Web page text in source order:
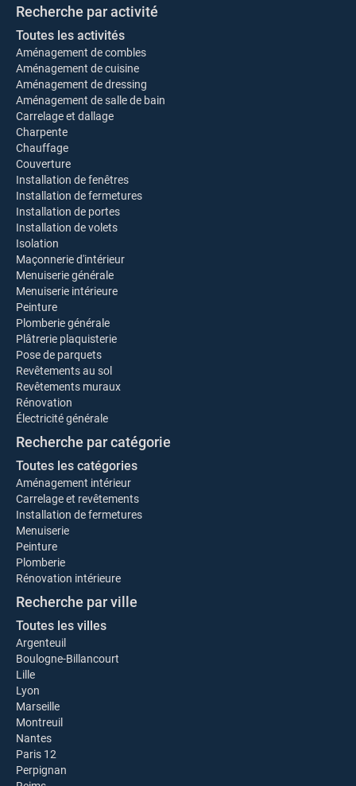
Recherche par activité
Toutes les activités
Aménagement de combles
Aménagement de cuisine
Aménagement de dressing
Aménagement de salle de bain
Carrelage et dallage
Charpente
Chauffage
Couverture
Installation de fenêtres
Installation de fermetures
Installation de portes
Installation de volets
Isolation
Maçonnerie d'intérieur
Menuiserie générale
Menuiserie intérieure
Peinture
Plomberie générale
Plâtrerie plaquisterie
Pose de parquets
Revêtements au sol
Revêtements muraux
Rénovation
Électricité générale
Recherche par catégorie
Toutes les catégories
Aménagement intérieur
Carrelage et revêtements
Installation de fermetures
Menuiserie
Peinture
Plomberie
Rénovation intérieure
Recherche par ville
Toutes les villes
Argenteuil
Boulogne-Billancourt
Lille
Lyon
Marseille
Montreuil
Nantes
Paris 12
Perpignan